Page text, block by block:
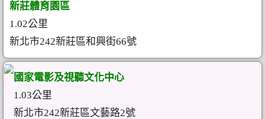
新莊體育園區
1.02公里
新北市242新莊區和興街66號
國家電影及視聽文化中心
1.03公里
新北市242新莊區文藝路2號